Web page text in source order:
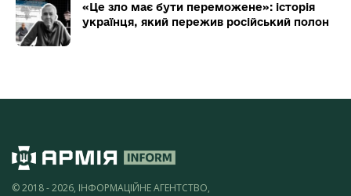
«Це зло має бути переможене»: історія
українця, який пережив російський полон
© 2018 - 2026, ІНФОРМАЦІЙНЕ АГЕНТСТВО,